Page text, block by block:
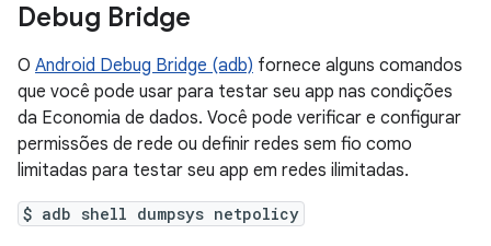
Debug Bridge
O Android Debug Bridge (adb) fornece alguns comandos
que você pode usar para testar seu app nas condições
da Economia de dados. Você pode verificar e configurar
permissões de rede ou definir redes sem fio como
limitadas para testar seu app em redes ilimitadas.
$ adb shell dumpsys netpolicy